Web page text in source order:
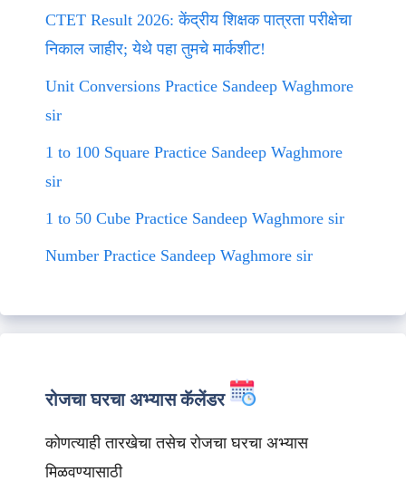
CTET Result 2026: केंद्रीय शिक्षक पात्रता परीक्षेचा
निकाल जाहीर; येथे पहा तुमचे मार्कशीट!
Unit Conversions Practice Sandeep Waghmore
sir
1 to 100 Square Practice Sandeep Waghmore
sir
1 to 50 Cube Practice Sandeep Waghmore sir
Number Practice Sandeep Waghmore sir
रोजचा घरचा अभ्यास कॅलेंडर
कोणत्याही तारखेचा तसेच रोजचा घरचा अभ्यास
मिळवण्यासाठी